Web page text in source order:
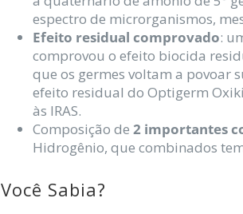
espectro de microrganismos,
Efeito residual comprovado:
comprovou o efeito biocida
que os germes voltam a povoar
efeito residual do Optigerm
às IRAS.
Composição de2 importantes
Hidrogênio, que combinados
Você Sabia?